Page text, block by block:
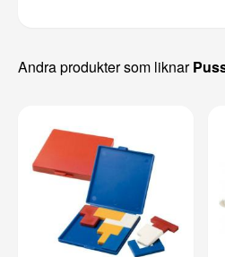
Andra produkter som liknar